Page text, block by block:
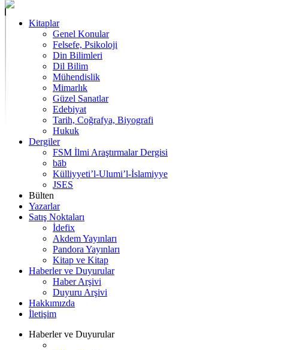
Kitaplar
Genel Konular
Felsefe, Psikoloji
Din Bilimleri
Dil Bilim
Mühendislik
Mimarlık
Güzel Sanatlar
Edebiyat
Tarih, Coğrafya, Biyografi
Hukuk
Dergiler
FSM İlmi Araştırmalar Dergisi
bāb
Külliyyeti’l-Ulumi’l-İslamiyye
JSES
Bülten
Yazarlar
Satış Noktaları
İdefix
Akdem Yayınları
Pandora Yayınları
Kitap ve Kitap
Haberler ve Duyurular
Haber Arşivi
Duyuru Arşivi
Hakkımızda
İletişim
Haberler ve Duyurular